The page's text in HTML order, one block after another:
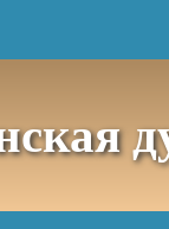
семинария,